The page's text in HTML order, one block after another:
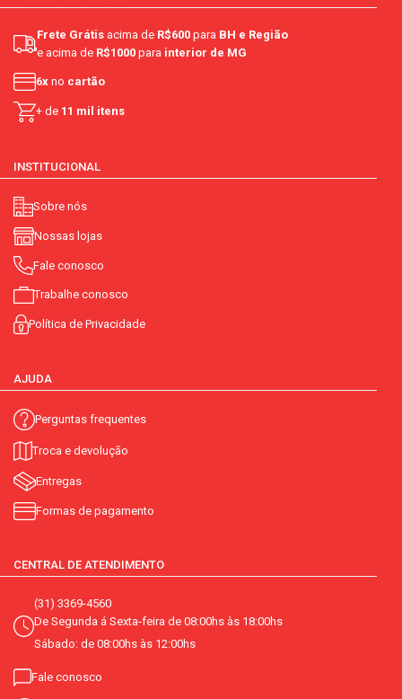
Frete Grátis acima de R$600 para BH e Região
e acima de R$1000 para interior de MG
6x no cartão
+ de 11 mil itens
INSTITUCIONAL
Sobre nós
Nossas lojas
Fale conosco
Trabalhe conosco
Política de Privacidade
AJUDA
Perguntas frequentes
Troca e devolução
Entregas
Formas de pagamento
CENTRAL DE ATENDIMENTO
(31) 3369-4560
De Segunda á Sexta-feira de 08:00hs às 18:00hs
Sábado: de 08:00hs às 12:00hs
Fale conosco